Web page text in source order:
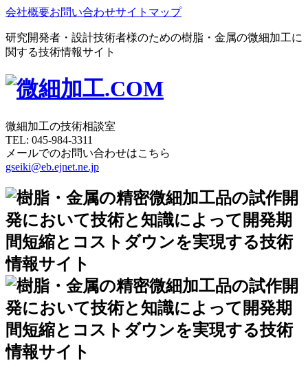
会社概要お問い合わせサイトマップ
研究開発者・設計技術者様のための樹脂・金属の微細加工に
関する技術情報サイト
微細加工の技術相談室
TEL: 045-984-3311
メールでのお問い合わせはこちら
gseiki@eb.ejnet.ne.jp